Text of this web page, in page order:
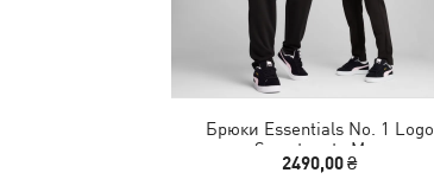
Брюки Essentials No. 1 Logo
Sweatpants Men
2490,00 ₴